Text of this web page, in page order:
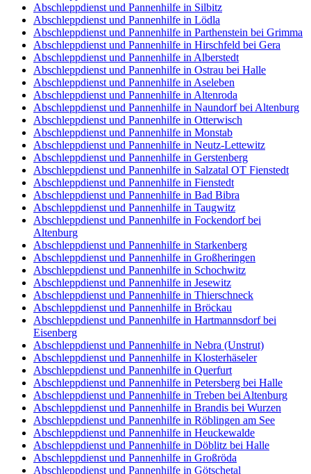
Abschleppdienst und Pannenhilfe in Silbitz
Abschleppdienst und Pannenhilfe in Lödla
Abschleppdienst und Pannenhilfe in Parthenstein bei Grimma
Abschleppdienst und Pannenhilfe in Hirschfeld bei Gera
Abschleppdienst und Pannenhilfe in Alberstedt
Abschleppdienst und Pannenhilfe in Ostrau bei Halle
Abschleppdienst und Pannenhilfe in Aseleben
Abschleppdienst und Pannenhilfe in Altenroda
Abschleppdienst und Pannenhilfe in Naundorf bei Altenburg
Abschleppdienst und Pannenhilfe in Otterwisch
Abschleppdienst und Pannenhilfe in Monstab
Abschleppdienst und Pannenhilfe in Neutz-Lettewitz
Abschleppdienst und Pannenhilfe in Gerstenberg
Abschleppdienst und Pannenhilfe in Salzatal OT Fienstedt
Abschleppdienst und Pannenhilfe in Fienstedt
Abschleppdienst und Pannenhilfe in Bad Bibra
Abschleppdienst und Pannenhilfe in Taugwitz
Abschleppdienst und Pannenhilfe in Fockendorf bei
Altenburg
Abschleppdienst und Pannenhilfe in Starkenberg
Abschleppdienst und Pannenhilfe in Großheringen
Abschleppdienst und Pannenhilfe in Schochwitz
Abschleppdienst und Pannenhilfe in Jesewitz
Abschleppdienst und Pannenhilfe in Thierschneck
Abschleppdienst und Pannenhilfe in Bröckau
Abschleppdienst und Pannenhilfe in Hartmannsdorf bei
Eisenberg
Abschleppdienst und Pannenhilfe in Nebra (Unstrut)
Abschleppdienst und Pannenhilfe in Klosterhäseler
Abschleppdienst und Pannenhilfe in Querfurt
Abschleppdienst und Pannenhilfe in Petersberg bei Halle
Abschleppdienst und Pannenhilfe in Treben bei Altenburg
Abschleppdienst und Pannenhilfe in Brandis bei Wurzen
Abschleppdienst und Pannenhilfe in Röblingen am See
Abschleppdienst und Pannenhilfe in Heuckewalde
Abschleppdienst und Pannenhilfe in Döblitz bei Halle
Abschleppdienst und Pannenhilfe in Großröda
Abschleppdienst und Pannenhilfe in Götschetal